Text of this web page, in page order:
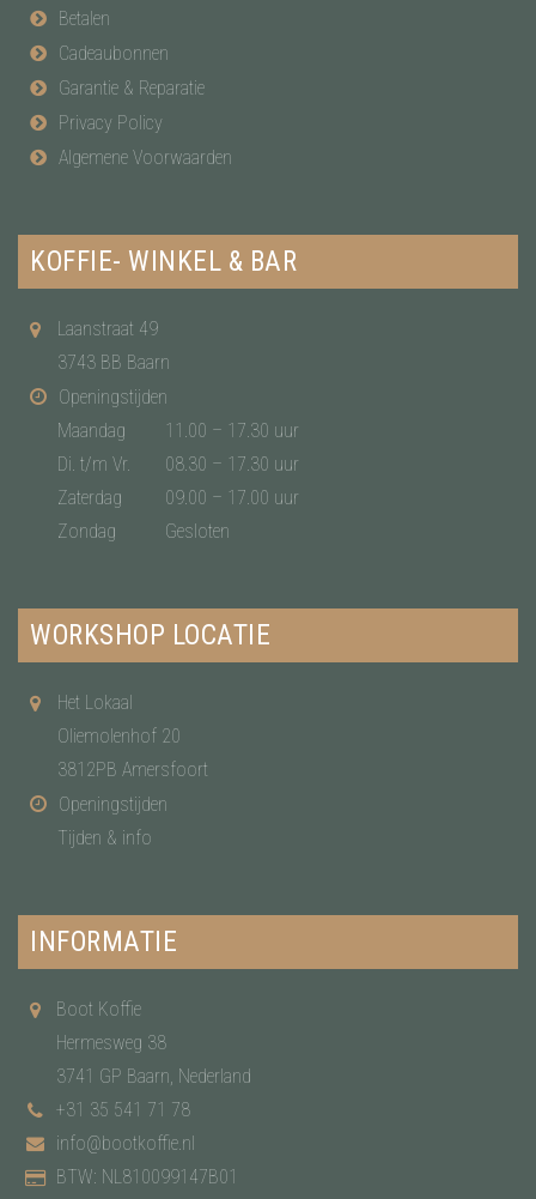
Betalen
Cadeaubonnen
Garantie & Reparatie
Privacy Policy
Algemene Voorwaarden
KOFFIE- WINKEL & BAR
Laanstraat 49
3743 BB Baarn
Openingstijden
Maandag
11.00 – 17.30 uur
Di. t/m Vr.
08.30 – 17.30 uur
Zaterdag
09.00 – 17.00 uur
Zondag
Gesloten
WORKSHOP LOCATIE
Het Lokaal
Oliemolenhof 20
3812PB Amersfoort
Openingstijden
Tijden & info
INFORMATIE
Boot Koffie
Hermesweg 38
3741 GP Baarn, Nederland
+31 35 541 71 78
info@bootkoffie.nl
BTW: NL810099147B01